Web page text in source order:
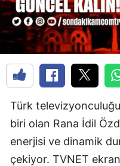
Türk
biri olan Rana İdil
enerjisi ve dinamik
çekiyor. TVNET